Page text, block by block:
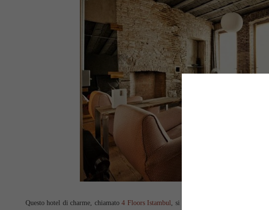
Questo hotel di charme, chiamato4 Floors Istambul , si compone di quattro